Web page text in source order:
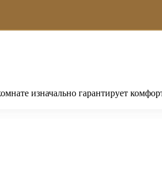
изначально гарантирует